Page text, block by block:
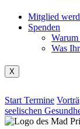
Mitglied
Spenden
Was
X
Start Termine
seelischen